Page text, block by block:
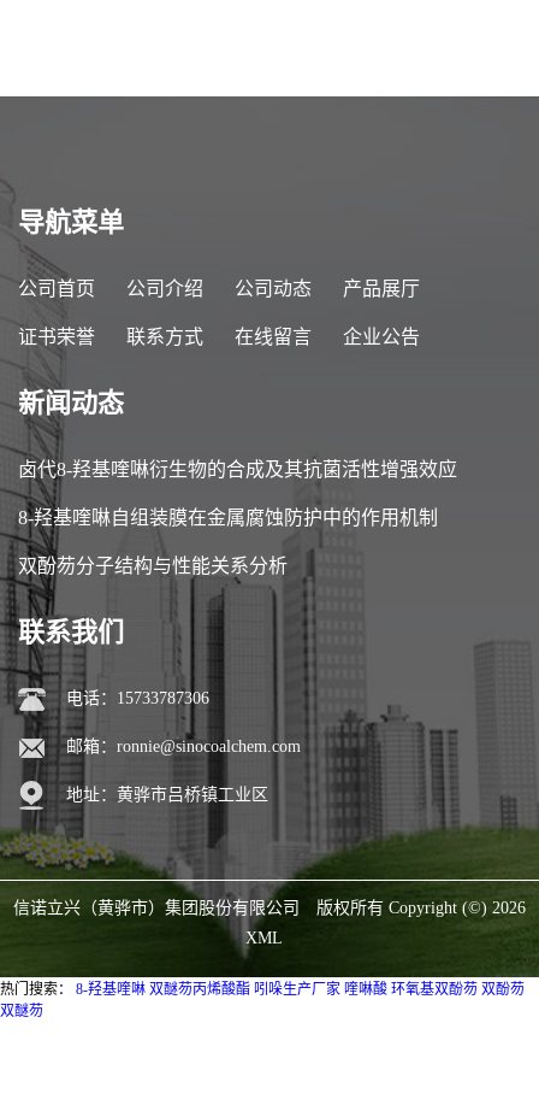
导航菜单
公司首页 公司介绍 公司动态 产品展厅
证书荣誉 联系方式 在线留言 企业公告
新闻动态
卤代8-羟基喹啉衍生物的合成及其抗菌活性增强效应
8-羟基喹啉自组装膜在金属腐蚀防护中的作用机制
双酚芴分子结构与性能关系分析
联系我们
电话：15733787306
邮箱： ronnie@sinocoalchem.com
地址：黄骅市吕桥镇工业区
信诺立兴（黄骅市）集团股份有限公司
版权所有 Copyright (©) 2026
XML
热门搜索： 8-羟基喹啉 双醚芴丙烯酸酯 吲哚生产厂家 喹啉酸 环氧基双酚芴 双酚芴
双醚芴